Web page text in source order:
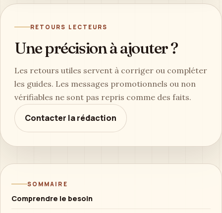
RETOURS LECTEURS
Une précision à ajouter ?
Les retours utiles servent à corriger ou compléter
les guides. Les messages promotionnels ou non
vérifiables ne sont pas repris comme des faits.
Contacter la rédaction
SOMMAIRE
Comprendre le besoin